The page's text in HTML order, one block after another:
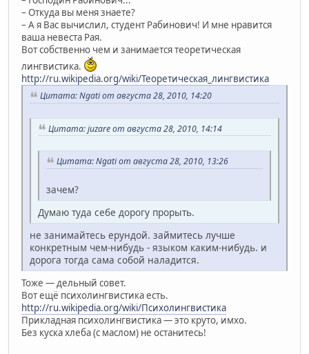
– Откуда вы меня знаете?
– А я Вас вычислил, студент Рабинович! И мне нравится
ваша невеста Рая.
Вот собственно чем и занимается теоретическая
лингвистика.
http://ru.wikipedia.org/wiki/Теоретическая_лингвистика
Цитата: Ngati от августа 28, 2010, 14:20
Цитата: juzare от августа 28, 2010, 14:14
Цитата: Ngati от августа 28, 2010, 13:26
зачем?
Думаю туда себе дорогу прорыть.
не занимайтесь ерундой. займитесь лучше
конкретным чем-нибудь - языком каким-нибудь. и
дорога тогда сама собой наладится.
Тоже — дельный совет.
Вот ещё психолингвистика есть.
http://ru.wikipedia.org/wiki/Психолингвистика
Прикладная психолингвистика — это круто, имхо.
Без куска хлеба (с маслом) не останитесь!